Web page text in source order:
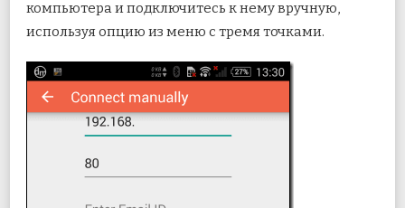
компьютера и подключитесь к нему вручную,
используя опцию из меню с тремя точками.